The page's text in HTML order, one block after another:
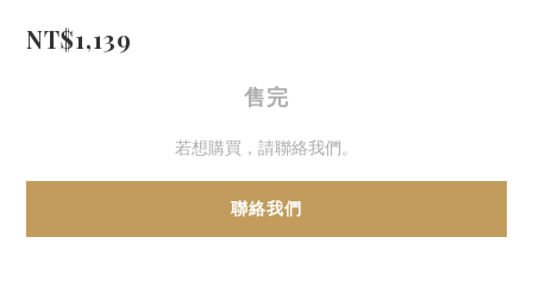
NT$1,139
售完
若想購買，請聯絡我們。
聯絡我們